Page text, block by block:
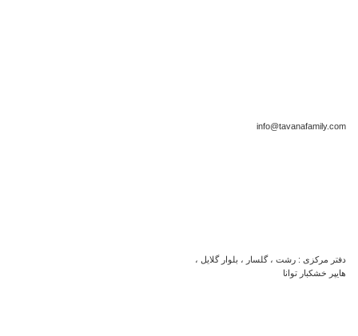
info@tavanafamily.com
دفتر مرکزی : رشت ، گلسار ، بلوار گلایل ،
هایپر خشکبار توانا